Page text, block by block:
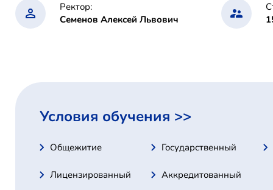
Ректор:
Семенов Алексей Львович
Условия обучения >>
Общежитие Государственный
Лицензированный Аккредитованный